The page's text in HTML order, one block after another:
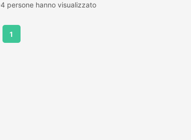
persone hanno visualizzato
1